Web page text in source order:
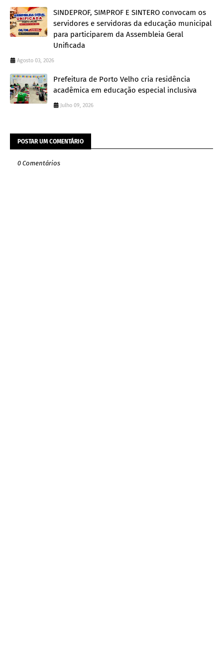
SINDEPROF, SIMPROF E SINTERO convocam os
servidores e servidoras da educação municipal
para participarem da Assembleia Geral
Unificada
Agosto 03, 2026
Prefeitura de Porto Velho cria residência
acadêmica em educação especial inclusiva
Julho 09, 2026
POSTAR UM COMENTÁRIO
0 Comentários